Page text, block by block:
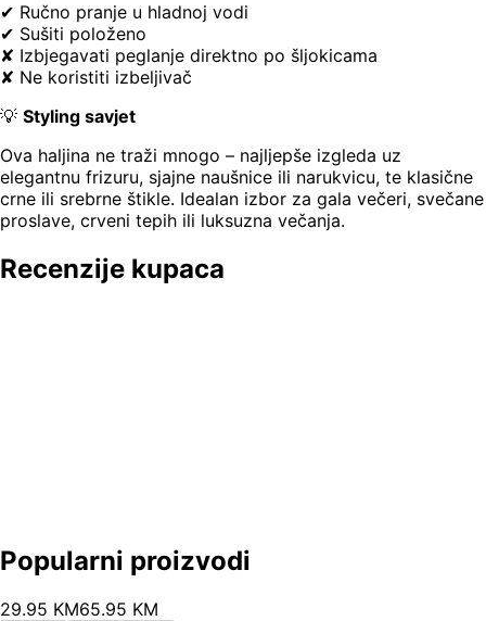
✔ Ručno pranje u hladnoj vodi
✔ Sušiti položeno
✘ Izbjegavati peglanje direktno po šljokicama
✘ Ne koristiti izbeljivač
💡 Styling savjet
Ova haljina ne traži mnogo – najljepše izgleda uz
elegantnu frizuru, sjajne naušnice ili narukvicu, te klasične
crne ili srebrne štikle. Idealan izbor za gala večeri, svečane
proslave, crveni tepih ili luksuzna večanja.
Recenzije kupaca
Popularni proizvodi
29.95 KM65.95 KM